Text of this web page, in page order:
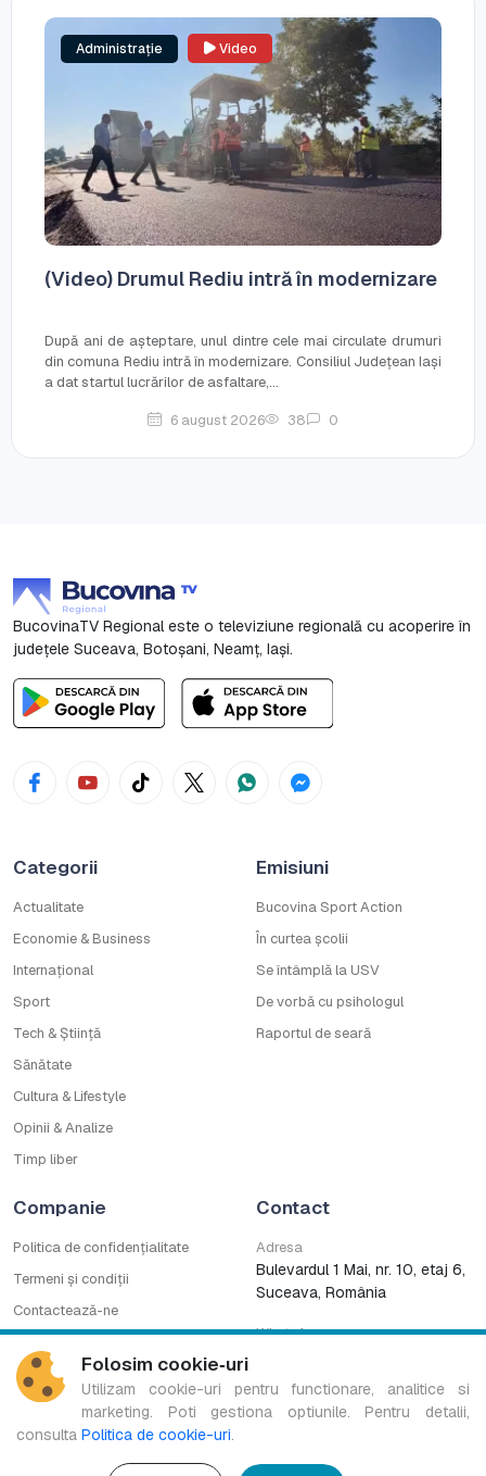
Administrație Video
(Video) Drumul Rediu intră în modernizare
După ani de așteptare, unul dintre cele mai circulate drumuri
din comuna Rediu intră în modernizare. Consiliul Județean Iași
a dat startul lucrărilor de asfaltare,...
6 august 2026 38 0
BucovinaTV Regional este o televiziune regională cu acoperire în
județele Suceava, Botoşani, Neamț, Iași.
Categorii
Actualitate
Economie & Business
Internațional
Sport
Tech & Știință
Sănătate
Cultura & Lifestyle
Opinii & Analize
Timp liber
Emisiuni
Bucovina Sport Action
În curtea școlii
Se întâmplă la USV
De vorbă cu psihologul
Raportul de seară
Companie
Politica de confidențialitate
Termeni și condiții
Contactează-ne
CNA
Contact
Adresa
Bulevardul 1 Mai, nr. 10, etaj 6,
Suceava, România
WhatsApp
Bucovina TV Regional este marcă înregistrată a B.G. MEDIA S.R.L.
Folosim cookie‑uri
Utilizam cookie-uri pentru functionare, analitice si
marketing. Poti gestiona optiunile. Pentru detalii,
consulta Politica de cookie-uri.